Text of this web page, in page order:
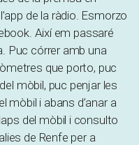
de la ràdio. Esmorzo
Així em passaré
Puc córrer amb una
que porto, puc
mòbil, puc penjar les
i abans d’anar a
del mòbil i consulto
de Renfe per a